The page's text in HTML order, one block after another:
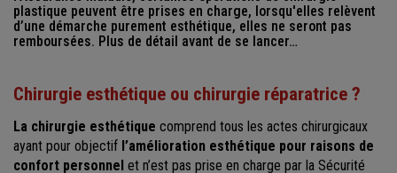
plastique peuvent être prises en charge, lorsqu'elles relèvent
d’une démarche purement esthétique, elles ne seront pas
remboursées. Plus de détail avant de se lancer…
Chirurgie esthétique ou chirurgie réparatrice ?
La chirurgie esthétique comprend tous les actes chirurgicaux
ayant pour objectif l’amélioration esthétique pour raisons de
confort personnel et n’est pas prise en charge par la Sécurité